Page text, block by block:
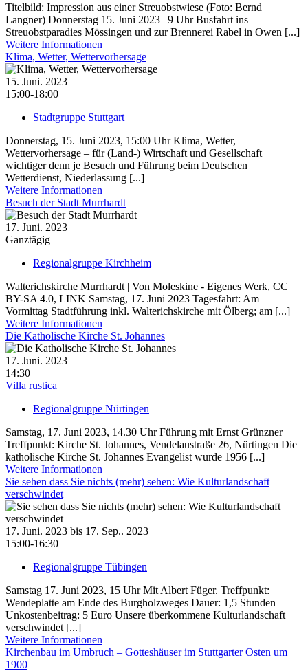
Titelbild: Impression aus einer Streuobstwiese (Foto: Bernd
Langner) Donnerstag 15. Juni 2023 | 9 Uhr Busfahrt ins
Streuobstparadies Mössingen und zur Brennerei Rabel in Owen [...]
Weitere Informationen
Klima, Wetter, Wettervorhersage
15. Juni. 2023
15:00-18:00
Stadtgruppe Stuttgart
Donnerstag, 15. Juni 2023, 15:00 Uhr Klima, Wetter,
Wettervorhersage – für (Land-) Wirtschaft und Gesellschaft
wichtiger denn je Besuch und Führung beim Deutschen
Wetterdienst, Niederlassung [...]
Weitere Informationen
Besuch der Stadt Murrhardt
17. Juni. 2023
Ganztägig
Regionalgruppe Kirchheim
Walterichskirche Murrhardt | Von Moleskine - Eigenes Werk, CC
BY-SA 4.0, LINK Samstag, 17. Juni 2023 Tagesfahrt: Am
Vormittag Stadtführung inkl. Walterichskirche mit Ölberg; am [...]
Weitere Informationen
Die Katholische Kirche St. Johannes
17. Juni. 2023
14:30
Villa rustica
Regionalgruppe Nürtingen
Samstag, 17. Juni 2023, 14.30 Uhr Führung mit Ernst Grünzner
Treffpunkt: Kirche St. Johannes, Vendelaustraße 26, Nürtingen Die
katholische Kirche St. Johannes Evangelist wurde 1956 [...]
Weitere Informationen
Sie sehen dass Sie nichts (mehr) sehen: Wie Kulturlandschaft
verschwindet
17. Juni. 2023 bis 17. Sep.. 2023
15:00-16:30
Regionalgruppe Tübingen
Samstag 17. Juni 2023, 15 Uhr Mit Albert Füger. Treffpunkt:
Wendeplatte am Ende des Burgholzweges Dauer: 1,5 Stunden
Unkostenbeitrag: 5 Euro Unsere überkommene Kulturlandschaft
verschwindet [...]
Weitere Informationen
Kirchenbau im Umbruch – Gotteshäuser im Stuttgarter Osten um
1900